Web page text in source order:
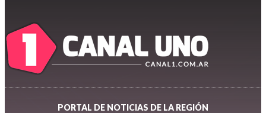
PORTAL DE NOTICIAS DE LA REGIÓN